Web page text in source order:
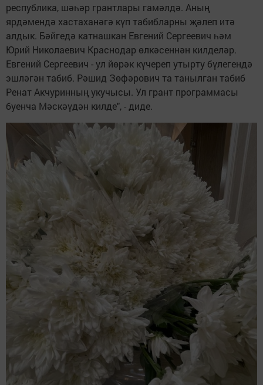
республика, шәһәр грантлары гамәлдә. Аның
ярдәмендә хастаханәгә күп табибларны җәлеп итә
алдык. Бәйгедә катнашкан Евгений Сергеевич һәм
Юрий Николаевич Краснодар өлкәсеннән килделәр.
Евгений Сергеевич - ул йөрәк күчереп утырту бүлегендә
эшләгән табиб. Рәшид Зөфәрович та танылган табиб
Ренат Акчуринның укучысы. Ул грант программасы
буенча Мәскәүдән килде", - диде.